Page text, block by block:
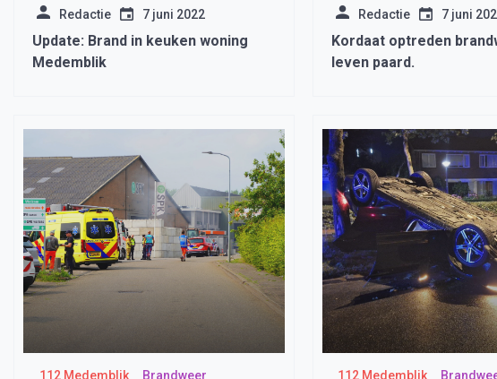
Redactie 7 juni 2022
Update: Brand in keuken woning
Medemblik
Redactie 7 juni
Kordaat optreden
leven paard.
112 Medemblik Brandweer 112 Medemblik